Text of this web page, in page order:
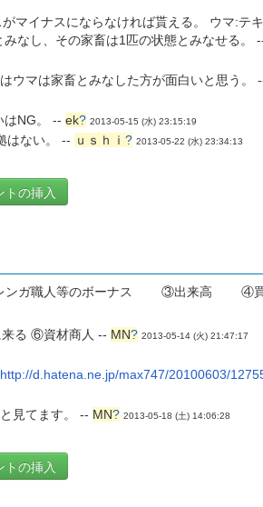
マイナスにならなければ貰える。 ウマ:テ
なし、その家畜は1匹の状態とみなせる。
ウマは家畜とみなした方が面白いと思う。
はNG。 -- ek? 2013-05-15 (水) 23:15:19
はない。 -- ｕｓｈｉ ? 2013-05-22 (水) 23:34:13
ンガ職人等のボーナス ③出来高
る ⑥資材商人 -- MN? 2013-05-14 (火) 21:47:17
http://d.hatena.ne.jp/max747/20100603/
見てます。 -- MN? 2013-05-18 (土) 14:06:28